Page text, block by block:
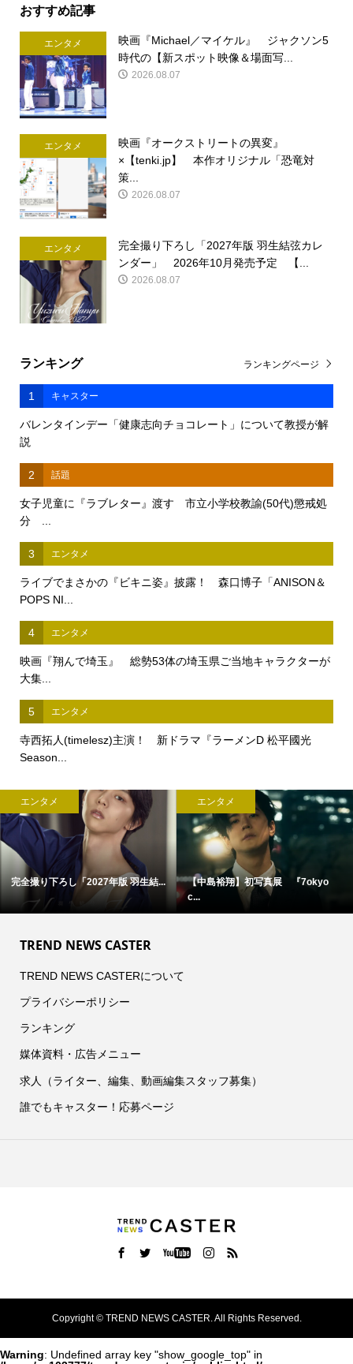
おすすめ記事
エンタメ
映画『Michael／マイケル』 ジャクソン5
時代の【新スポット映像＆場面写...
2026.08.07
エンタメ
映画『オークストリートの異変』
×【tenki.jp】 本作オリジナル「恐竜対
策...
2026.08.07
エンタメ
完全撮り下ろし「2027年版 羽生結弦カレ
ンダー」 2026年10月発売予定 【...
2026.08.07
ランキング
1 キャスター
バレンタインデー「健康志向チョコレート」について教授が解
説
2 話題
女子児童に『ラブレター』渡す 市立小学校教諭(50代)懲戒処
分 ...
3 エンタメ
ライブでまさかの『ビキニ姿』披露！ 森口博子「ANISON＆
POPS NI...
4 エンタメ
映画『翔んで埼玉』 総勢53体の埼玉県ご当地キャラクターが
大集...
5 エンタメ
寺西拓人(timelesz)主演！ 新ドラマ『ラーメンD 松平國光
Season...
ランキングページ
エンタメ
菊池風磨(timelesz)出演！
【NEC...
エンタメ
髙橋海人(King & Prince)来場...
TREND NEWS CASTER
TREND NEWS CASTERについて
プライバシーポリシー
ランキング
媒体資料・広告メニュー
求人（ライター、編集、動画編集スタッフ募集）
誰でもキャスター！応募ページ
Copyright ©TREND NEWS CASTER. All Rights Reserved.
Warning: Undefined array key "show_google_top" in